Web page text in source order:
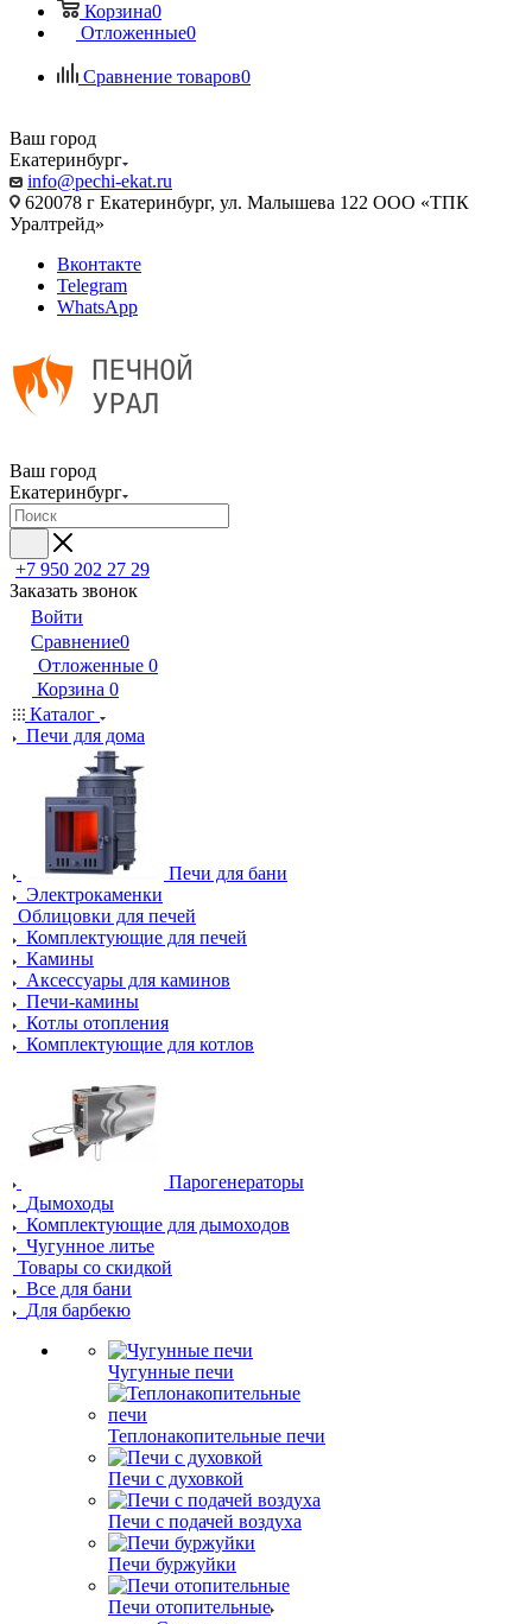
Корзина0
Отложенные0
Сравнение товаров0
Ваш город
Екатеринбург
info@pechi-ekat.ru
620078 г Екатеринбург, ул. Малышева 122 ООО «ТПК
Уралтрейд»
Вконтакте
Telegram
WhatsApp
Ваш город
Екатеринбург
+7 950 202 27 29
Заказать звонок
Войти
Сравнение0
Отложенные 0
Корзина 0
Каталог
Печи для дома
Печи для бани
Электрокаменки
Облицовки для печей
Комплектующие для печей
Камины
Аксессуары для каминов
Печи-камины
Котлы отопления
Комплектующие для котлов
Парогенераторы
Дымоходы
Комплектующие для дымоходов
Чугунное литье
Товары со скидкой
Все для бани
Для барбекю
Чугунные печи
Теплонакопительные печи
Печи с духовкой
Печи с подачей воздуха
Печи буржуйки
Печи отопительные